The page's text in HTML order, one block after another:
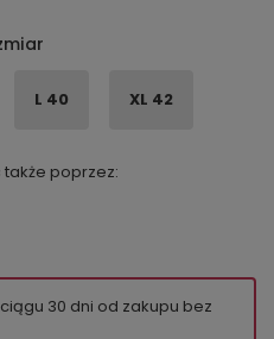
L 40 XL 42
także poprzez:
30 dni od zakupu bez